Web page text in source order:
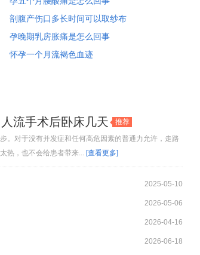
剖腹产伤口多长时间可以取纱布
孕晚期乳房胀痛是怎么回事
怀孕一个月流褐色血迹
流手术后卧床几天
推荐
。对于没有并发症和任何高危因素的普通力允许，走路
热，也不会给患者带来... [查看更多]
2025-05-10
2026-05-06
2026-04-16
2026-06-18